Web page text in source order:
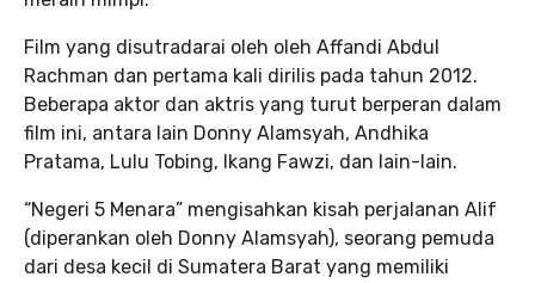
Film yang disutradarai oleh oleh Affandi Abdul
Rachman dan pertama kali dirilis pada tahun 2012.
Beberapa aktor dan aktris yang turut berperan dalam
film ini, antara lain Donny Alamsyah, Andhika
Pratama, Lulu Tobing, Ikang Fawzi, dan lain-lain.
“Negeri 5 Menara” mengisahkan kisah perjalanan Alif
(diperankan oleh Donny Alamsyah), seorang pemuda
dari desa kecil di Sumatera Barat yang memiliki